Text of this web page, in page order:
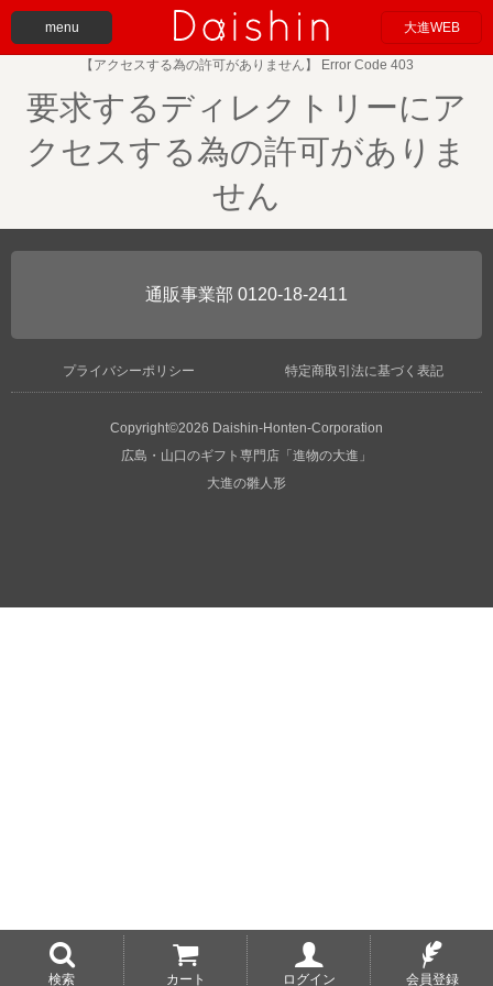
menu 大進WEB
検索 カート ログイン 会員登録
【アクセスする為の許可がありません】 Error Code 403
要求するディレクトリーにア
クセスする為の許可がありま
せん
0120-18-2411
プライバシーポリシー 特定商取引法に基づく表記
Copyright©2026 Daishin-Honten-Corporation
広島・山口のギフト専門店「進物の大進」
大進の雛人形